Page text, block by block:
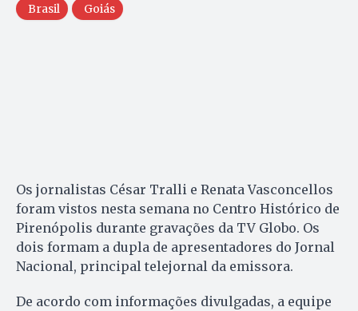
Brasil Goiás
Os jornalistas César Tralli e Renata Vasconcellos
foram vistos nesta semana no Centro Histórico de
Pirenópolis durante gravações da TV Globo. Os
dois formam a dupla de apresentadores do Jornal
Nacional, principal telejornal da emissora.
De acordo com informações divulgadas, a equipe